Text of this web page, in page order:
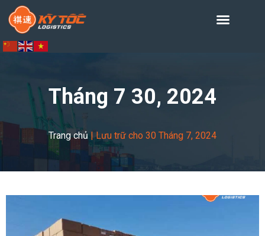
Tháng 7 30, 2024
Trang chủ|Lưu trữ cho 30 Tháng 7, 2024